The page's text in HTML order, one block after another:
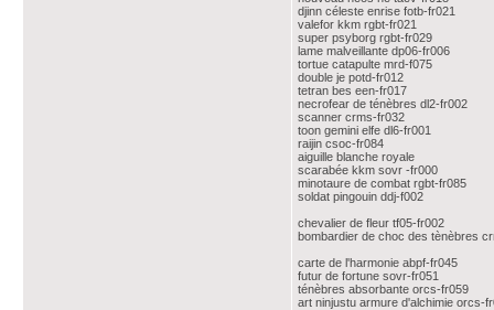
djinn céleste enrise fotb-fr021
valefor kkm rgbt-fr021
super psyborg rgbt-fr029
lame malveillante dp06-fr006
tortue catapulte mrd-f075
double je potd-fr012
tetran bes een-fr017
necrofear de ténèbres dl2-fr002
scanner crms-fr032
toon gemini elfe dl6-fr001
raijin csoc-fr084
aiguille blanche royale
scarabée kkm sovr -fr000
minotaure de combat rgbt-fr085
soldat pingouin ddj-f002
chevalier de fleur tf05-fr002
bombardier de choc des tènèbres
carte de l'harmonie abpf-fr045
futur de fortune sovr-fr051
ténèbres absorbante orcs-fr059
art ninjustu armure d'alchimie orcs-